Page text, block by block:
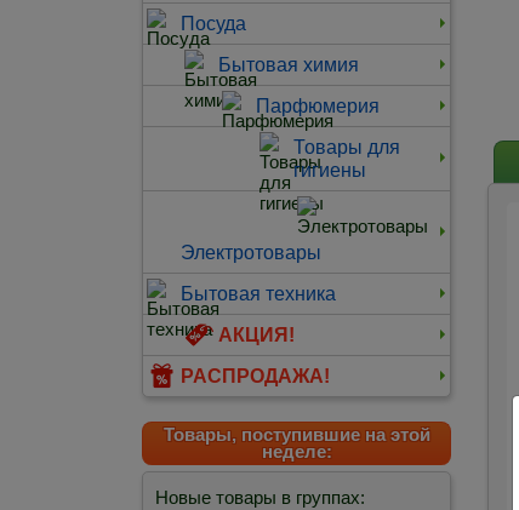
Посуда
Бытовая химия
Парфюмерия
Товары для
гигиены
Электротовары
Бытовая техника
АКЦИЯ!
РАСПРОДАЖА!
Товары, поступившие на этой
неделе:
Новые товары в группах: